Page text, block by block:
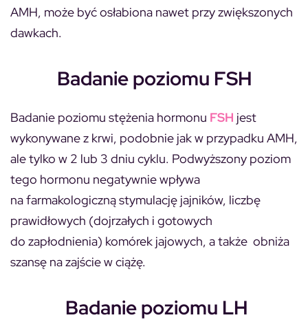
AMH, może być osłabiona nawet przy zwiększonych
dawkach.
Badanie poziomu FSH
Badanie poziomu stężenia hormonu FSH jest
wykonywane z krwi, podobnie jak w przypadku AMH,
ale tylko w 2 lub 3 dniu cyklu. Podwyższony poziom
tego hormonu negatywnie wpływa
na farmakologiczną stymulację jajników, liczbę
prawidłowych (dojrzałych i gotowych
do zapłodnienia) komórek jajowych, a także obniża
szansę na zajście w ciążę.
Badanie poziomu LH